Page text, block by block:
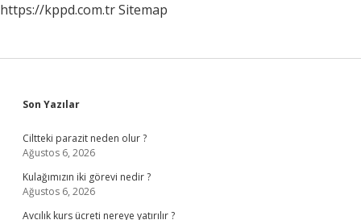
https://kppd.com.trSitemap
Sidebar
Son Yazılar
Ciltteki parazit neden olur ?
Ağustos 6, 2026
Kulağımızın iki görevi nedir ?
Ağustos 6, 2026
Avcılık kurs ücreti nereye yatırılır ?